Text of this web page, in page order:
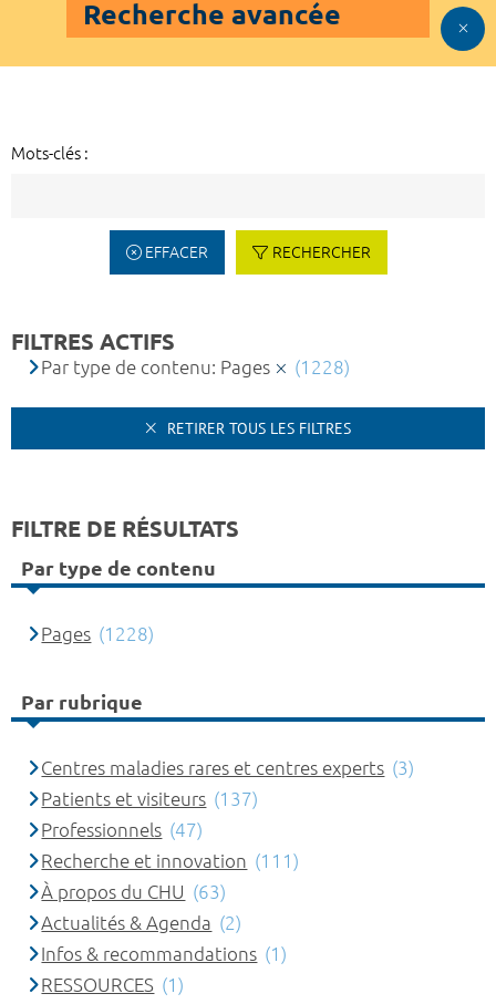
Recherche avancée
Mots-clés :
EFFACER RECHERCHER
FILTRES ACTIFS
Par type de contenu: Pages (1228)
RETIRER TOUS LES FILTRES
FILTRE DE RÉSULTATS
Par type de contenu
Pages (1228)
Par rubrique
Centres maladies rares et centres experts (3)
Patients et visiteurs (137)
Professionnels (47)
Recherche et innovation (111)
À propos du CHU (63)
Actualités & Agenda (2)
Infos & recommandations (1)
RESSOURCES (1)